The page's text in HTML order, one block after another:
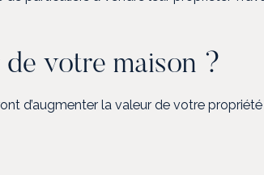
votre maison ?
d’augmenter la valeur de votre